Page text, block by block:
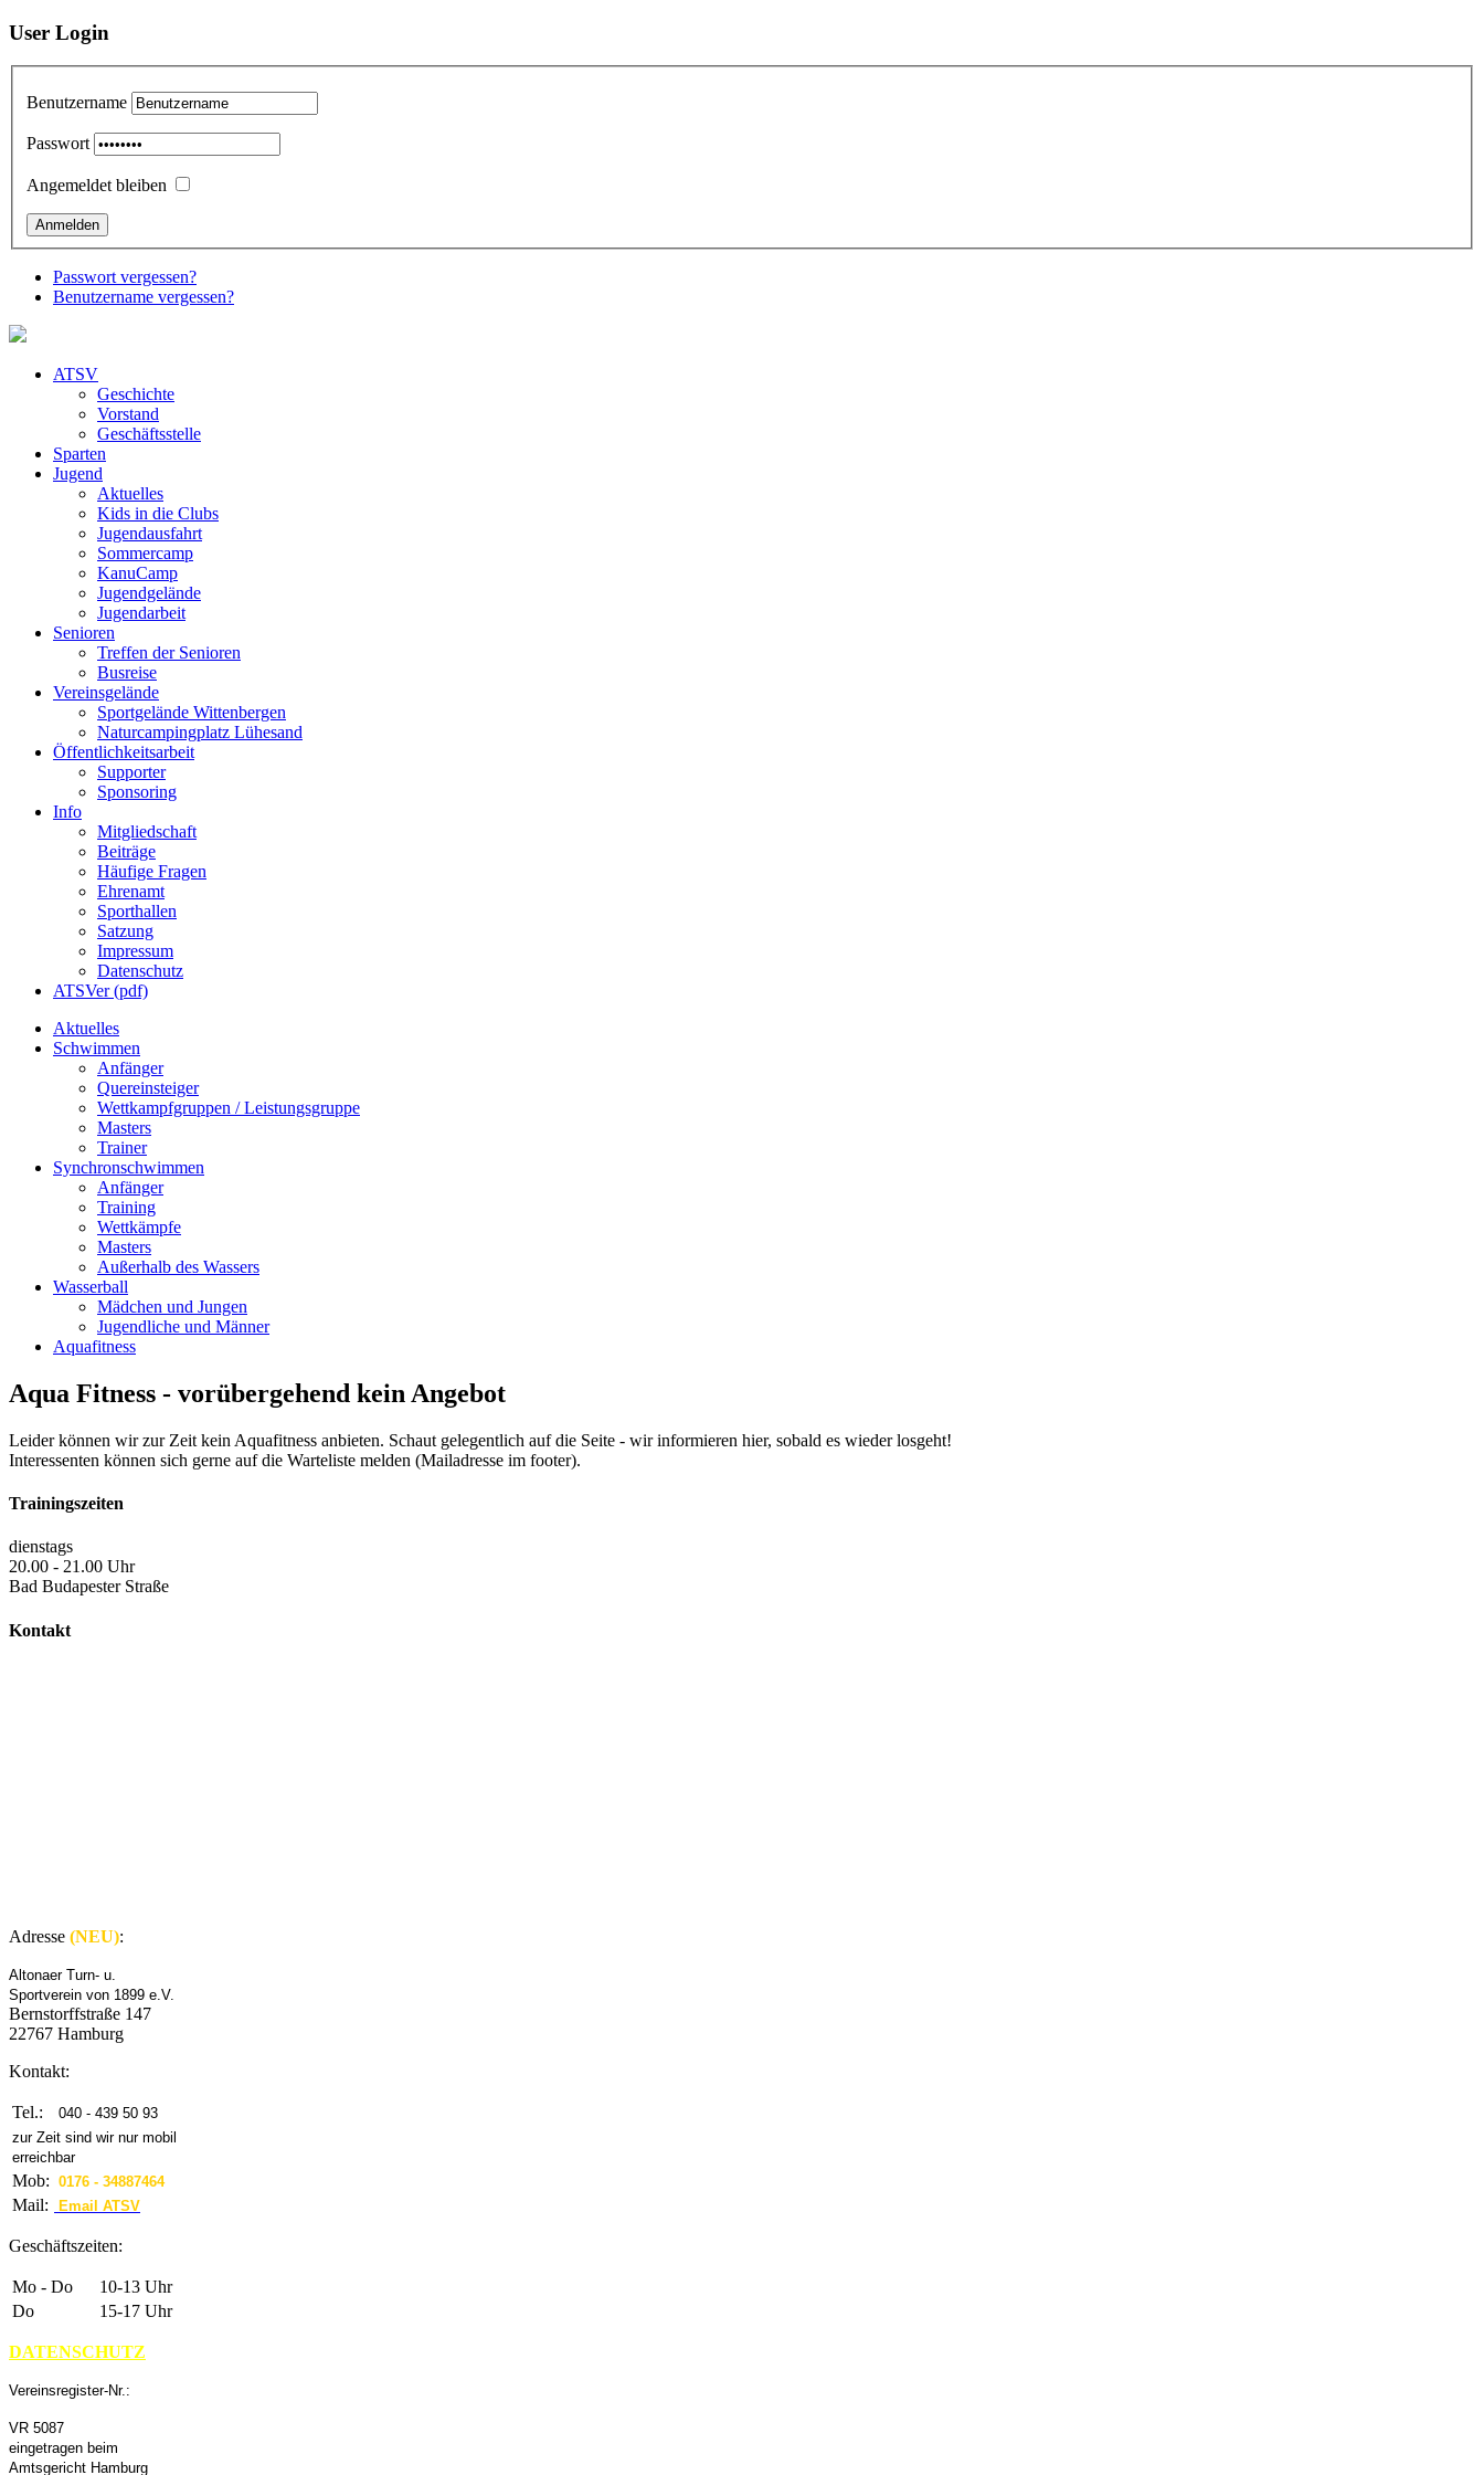
User Login
Benutzername
Passwort
Angemeldet bleiben
Passwort vergessen?
Benutzername vergessen?
ATSV
Geschichte
Vorstand
Geschäftsstelle
Sparten
Jugend
Aktuelles
Kids in die Clubs
Jugendausfahrt
Sommercamp
KanuCamp
Jugendgelände
Jugendarbeit
Senioren
Treffen der Senioren
Busreise
Vereinsgelände
Sportgelände Wittenbergen
Naturcampingplatz Lühesand
Öffentlichkeitsarbeit
Supporter
Sponsoring
Info
Mitgliedschaft
Beiträge
Häufige Fragen
Ehrenamt
Sporthallen
Satzung
Impressum
Datenschutz
ATSVer (pdf)
Aktuelles
Schwimmen
Anfänger
Quereinsteiger
Wettkampfgruppen / Leistungsgruppe
Masters
Trainer
Synchronschwimmen
Anfänger
Training
Wettkämpfe
Masters
Außerhalb des Wassers
Wasserball
Mädchen und Jungen
Jugendliche und Männer
Aquafitness
Aqua Fitness - vorübergehend kein Angebot
Leider können wir zur Zeit kein Aquafitness anbieten. Schaut gelegentlich auf die Seite - wir informieren hier, sobald es wieder losgeht!
Interessenten können sich gerne auf die Warteliste melden (Mailadresse im footer).
Trainingszeiten
dienstags
20.00 - 21.00 Uhr
Bad Budapester Straße
Kontakt
Adresse (NEU):
Altonaer Turn- u.
Sportverein von 1899 e.V.
Bernstorffstraße 147
22767 Hamburg
Kontakt:
Tel.:
040 - 439 50 93
zur Zeit sind wir nur mobil
erreichbar
Mob: 0176 - 34887464
Mail: Email ATSV
Geschäftszeiten:
Mo - Do
10-13 Uhr
Do
15-17 Uhr
DATENSCHUTZ
Vereinsregister-Nr.:
VR 5087
eingetragen beim
Amtsgericht Hamburg